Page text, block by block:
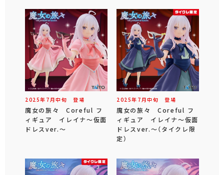
2025年 7 月中旬 登場
魔女の旅々 Coreful フ
ィギュア イレイナ～仮面
ドレスver.～
2025年 7 月中旬 登場
魔女の旅々 Coreful フ
ィギュア イレイナ～仮面
ドレスver.～（タイクレ限
定）